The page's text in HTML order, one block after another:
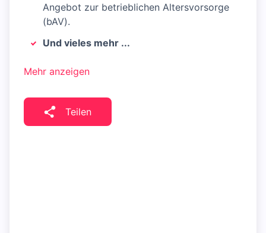
Angebot zur betrieblichen Altersvorsorge
(bAV).
Und vieles mehr ...
Mehr anzeigen
Teilen